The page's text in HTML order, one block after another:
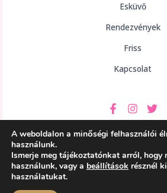
Esküvő
Rendezvények
Friss
Kapcsolat
Copyright © 2026 aHely
A weboldalon a minőségi felhasználói
használunk.
Ismerje meg tájékoztatónkat arról, hogy
használunk, vagy a beállítások résznél
használatukat.